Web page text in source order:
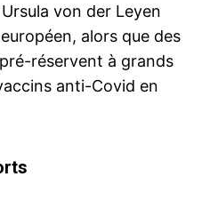
von der Leyen
alors que des
réservent à grands
anti-Covid en